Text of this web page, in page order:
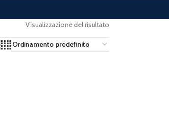
Visualizzazione del risultato